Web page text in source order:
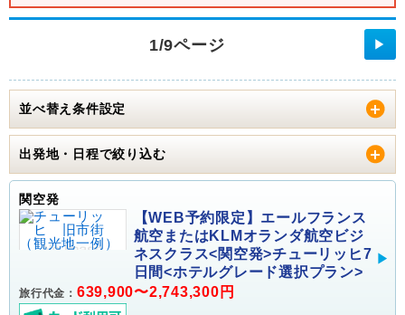
1/9ページ ▶
並べ替え条件設定
出発地・日程で絞り込む
関空発
【WEB予約限定】エールフランス
航空またはKLMオランダ航空ビジ
ネスクラス<関空発>チューリッヒ7
日間<ホテルグレード選択プラン>
旅行代金： 639,900〜2,743,300円